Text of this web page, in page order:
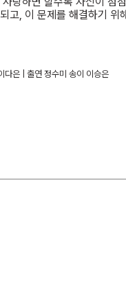
고, 이 문제를 해결하기 위
은 | 출연 정수미 송이 이승은